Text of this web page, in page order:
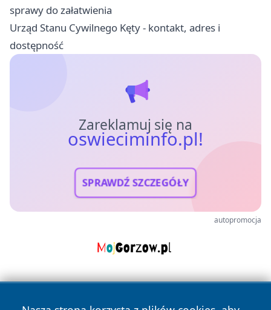
sprawy do załatwienia
Urząd Stanu Cywilnego Kęty - kontakt, adres i
dostępność
Zareklamuj się na
oswieciminfo.pl!
SPRAWDŹ SZCZEGÓŁY
autopromocja